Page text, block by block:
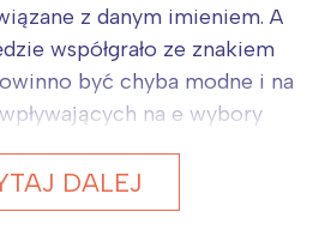
z danym imieniem. A
współgrało ze znakiem
być chyba modne i na
na e wybory
DALEJ